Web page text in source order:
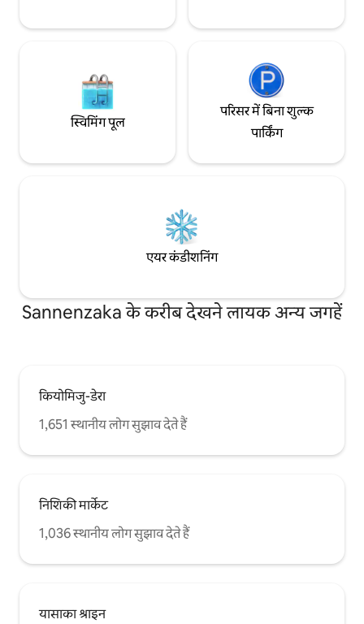
इससे ज़्यादा मेहमान हैं, तो हम पहली मंज़िल पर
खाना पकाने के साधारण बर्तन और थाली-कटोरियाँ
सिंगल बेड, एयर कंडीशनिंग शौचालय
पहली मंज़िल पर एक
स्विमिंग पूल
परिसर में बिना शुल्क
पार्किंग
एयर कंडीशनिंग
Sannenzaka के करीब देखने लायक अन्य जगहें
कियोमिजु-डेरा
1,651 स्थानीय लोग सुझाव देते हैं
निशिकी मार्केट
1,036 स्थानीय लोग सुझाव देते हैं
यासाका श्राइन